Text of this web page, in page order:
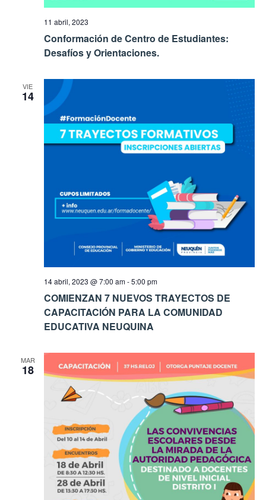
11 abril, 2023
Conformación de Centro de Estudiantes:
Desafíos y Orientaciones.
VIE
14
14 abril, 2023 @ 7:00 am-5:00 pm
COMIENZAN 7 NUEVOS TRAYECTOS DE
CAPACITACIÓN PARA LA COMUNIDAD
EDUCATIVA NEUQUINA
MAR
18